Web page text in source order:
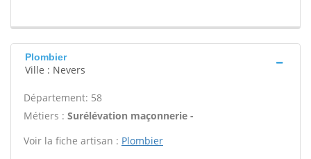
Plombier
Ville : Nevers
Département: 58
Métiers : Surélévation maçonnerie -
Voir la fiche artisan : Plombier